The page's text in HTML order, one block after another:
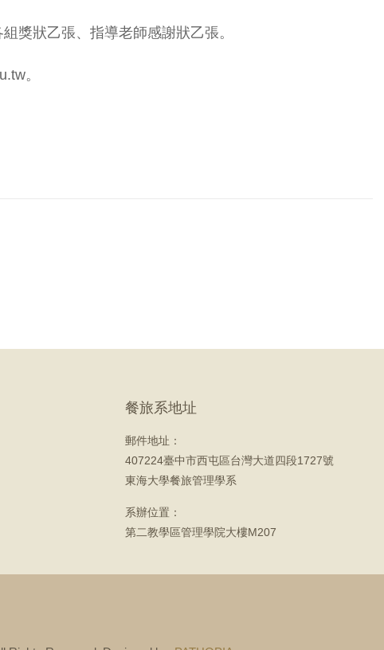
獎狀乙張、指導老師感謝狀乙張。
。
餐旅系地址
郵件地址：
407224臺中市西屯區台灣大道四段1727號
東海大學餐旅管理學系
系辦位置：
第二教學區管理學院大樓M207